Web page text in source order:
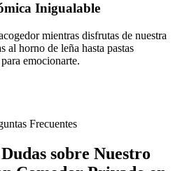
Inigualable
mientras disfrutas de nuestra
al horno de leña hasta pastas
emocionarte.
Frecuentes
sobre Nuestro